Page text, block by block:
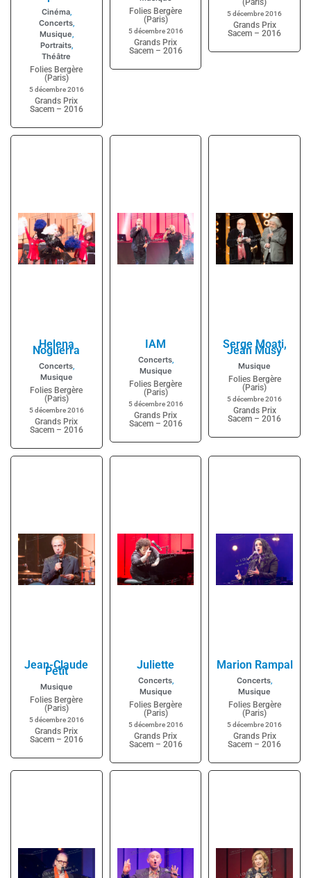
Cinéma,
Concerts,
Musique,
Portraits,
Théâtre
Folies Bergère
(Paris)
5 décembre 2016
Grands Prix
Sacem – 2016
Folies Bergère
(Paris)
5 décembre 2016
Grands Prix
Sacem – 2016
(Paris)
5 décembre 2016
Grands Prix
Sacem – 2016
Helena
Noguerra
Concerts,
Musique
Folies Bergère
(Paris)
5 décembre 2016
Grands Prix
Sacem – 2016
IAM
Concerts,
Musique
Folies Bergère
(Paris)
5 décembre 2016
Grands Prix
Sacem – 2016
Serge Moati,
Jean Musy
Musique
Folies Bergère
(Paris)
5 décembre 2016
Grands Prix
Sacem – 2016
Jean-Claude
Petit
Musique
Folies Bergère
(Paris)
5 décembre 2016
Grands Prix
Sacem – 2016
Juliette
Concerts,
Musique
Folies Bergère
(Paris)
5 décembre 2016
Grands Prix
Sacem – 2016
Marion Rampal
Concerts,
Musique
Folies Bergère
(Paris)
5 décembre 2016
Grands Prix
Sacem – 2016